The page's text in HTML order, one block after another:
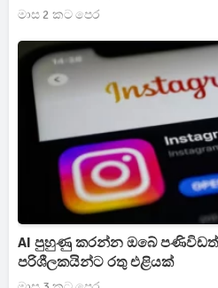
විශේෂාංග
මාස 2 කට පෙර
AI පුහුණු කරන්න ඔබේ පණිවිඩත්..
පරිශීලකයින්ට රතු එළියක්